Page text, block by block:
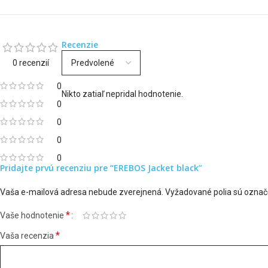
0 recenzií
0
0
0
0
0
Recenzie
Nikto zatiaľ nepridal hodnotenie.
Pridajte prvú recenziu pre “EREBOS Jacket black”
Vaša e-mailová adresa nebude zverejnená. Vyžadované polia sú
Vaše hodnotenie *
Vaša recenzia *